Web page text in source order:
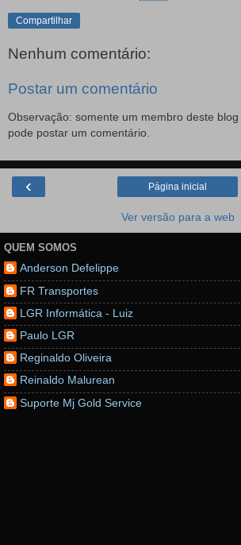
Compartilhar
Nenhum comentário:
Postar um comentário
Observação: somente um membro deste blog
pode postar um comentário.
‹ Página inicial
Ver versão para a web
QUEM SOMOS
Anderson Defelippe
FR Transportes
LGR Informática - Luiz
Paulo LGR
Reginaldo Oliveira
Reinaldo Malurean
Suporte Mj Gold Service